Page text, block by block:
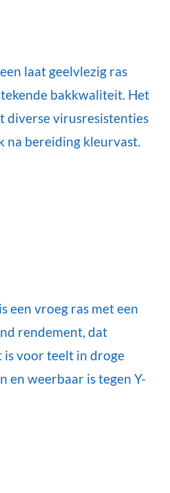
laat geelvlezig ras
bakkwaliteit. Het
diverse virusresistenties
na bereiding kleurvast.
een vroeg ras met een
rendement, dat
is voor teelt in droge
en weerbaar is tegen Y-